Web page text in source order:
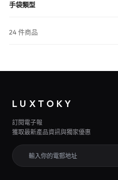
手袋類型
24 件商品
LUXTOKY
訂閱電子報
獲取最新產品資訊與獨家優惠